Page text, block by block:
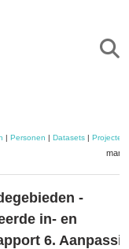
| Personen | Datasets| Projecten
-
in- en
6.